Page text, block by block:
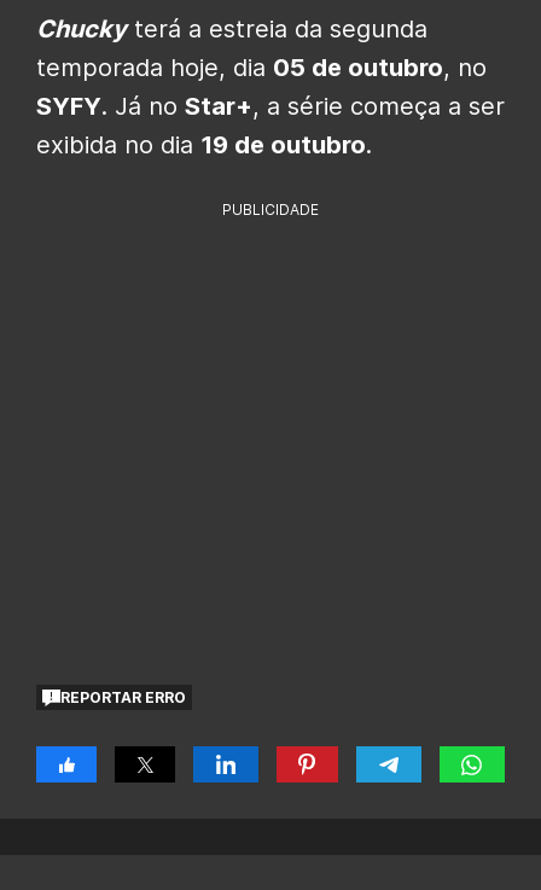
Chuckyterá a estreia da segunda
temporada hoje, dia 05 de outubro, no
SYFY. Já no Star+, a série começa a ser
exibida no dia 19 de outubro.
PUBLICIDADE
REPORTAR ERRO